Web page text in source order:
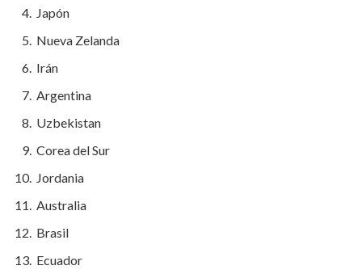
Japón
Nueva Zelanda
Irán
Argentina
Uzbekistan
Corea del Sur
Jordania
Australia
Brasil
Ecuador